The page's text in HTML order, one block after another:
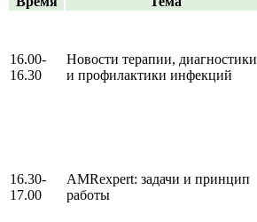
16.00-
16.30
Новости терапии, диагностики
и профилактики инфекций
16.30-
17.00
AMRexpert: задачи и принцип
работы